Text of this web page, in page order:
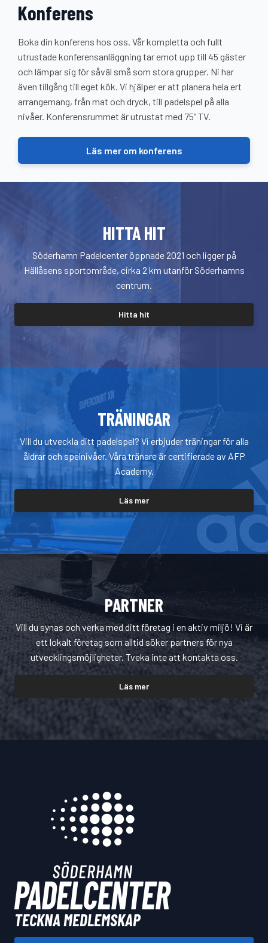
Konferens
Boka din konferens hos oss. Vår kompletta och fullt
utrustade konferensanläggning tar emot upp till 45 gäster
och lämpar sig för såväl små som stora grupper. Ni har
även tillgång till eget kök. Vi hjälper er att planera hela ert
arrangemang, från mat och dryck, till padelspel på alla
nivåer. Konferensrummet är utrustat med 75” TV.
Läs mer om konferens
HITTA HIT
Söderhamn Padelcenter öppnade 2021 och ligger på
Hällåsens sportområde, cirka 2 km utanför Söderhamns
centrum.
Hitta hit
TRÄNINGAR
Vill du utveckla ditt padelspel? Vi erbjuder träningar för alla
åldrar och spelnivåer. Våra tränare är certifierade av AFP
Academy.
Läs mer
PARTNER
Vill du synas och verka med ditt företag i en aktiv miljö! Vi är
ett lokalt företag som alltid söker partners för nya
utvecklingsmöjligheter. Tveka inte att kontakta oss.
Läs mer
TECKNA MEDLEMSKAP